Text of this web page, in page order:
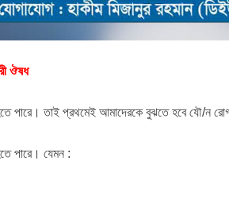
ঔষধ
পারে। তাই প্রথমেই আমাদেরকে বুঝতে হবে যৌ/ন
পারে। যেমন :